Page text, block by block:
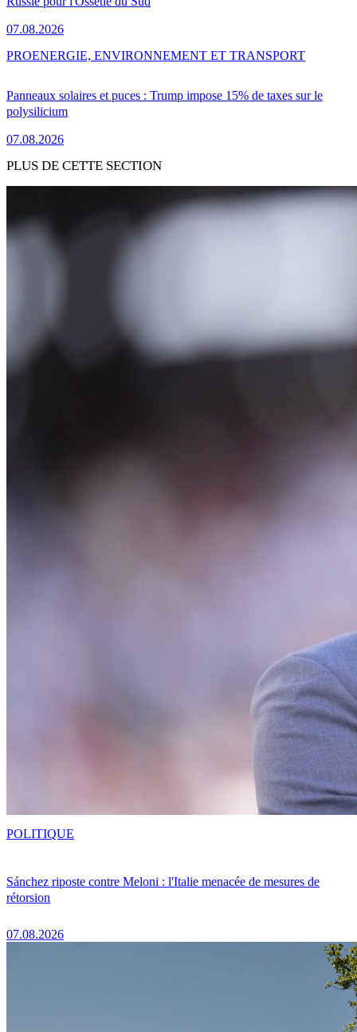
07.08.2026
Panneaux solaires et puces : Trump impose 15% de taxes sur le
polysilicium
07.08.2026
PROENERGIE, ENVIRONNEMENT ET TRANSPORT
PLUS DE CETTE SECTION
Sánchez riposte contre Meloni : l'Italie menacée de mesures de
rétorsion
07.08.2026
POLITIQUE